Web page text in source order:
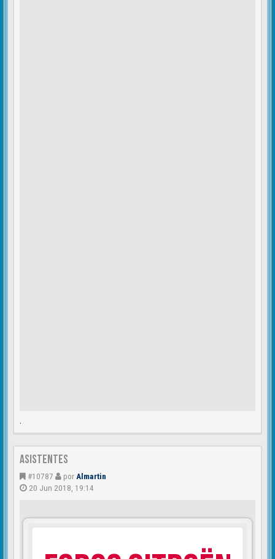
.
Asistentes
#10787 porAlmartin
20 Jun 2018, 19:14